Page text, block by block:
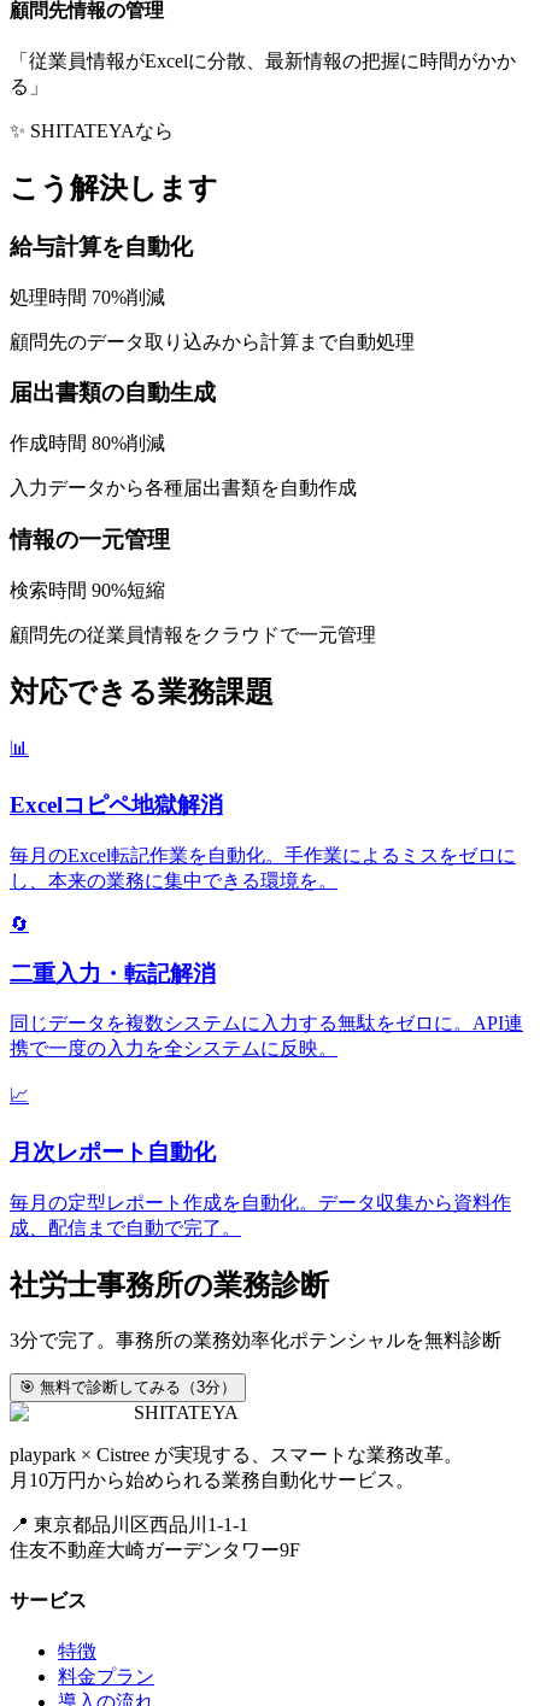
顧問先情報の管理
「 従業員情報がExcelに分散、最新情報の把握に時間がかか
る 」
✨ SHITATEYAなら
こう解決します
給与計算を自動化
処理時間 70%削減
顧問先のデータ取り込みから計算まで自動処理
届出書類の自動生成
作成時間 80%削減
入力データから各種届出書類を自動作成
情報の一元管理
検索時間 90%短縮
顧問先の従業員情報をクラウドで一元管理
対応できる業務課題
📊
Excelコピペ地獄解消
毎月のExcel転記作業を自動化。手作業によるミスをゼロに
し、本来の業務に集中できる環境を。
🔄
二重入力・転記解消
同じデータを複数システムに入力する無駄をゼロに。API連
携で一度の入力を全システムに反映。
📈
月次レポート自動化
毎月の定型レポート作成を自動化。データ収集から資料作
成、配信まで自動で完了。
社労士事務所の業務診断
3分で完了。事務所の業務効率化ポテンシャルを無料診断
🎯 無料で診断してみる（3分）
SHITATEYA
playpark × Cistree が実現する、スマートな業務改革。
月10万円から始められる業務自動化サービス。
📍 東京都品川区西品川1-1-1
住友不動産大崎ガーデンタワー9F
サービス
特徴
料金プラン
導入の流れ